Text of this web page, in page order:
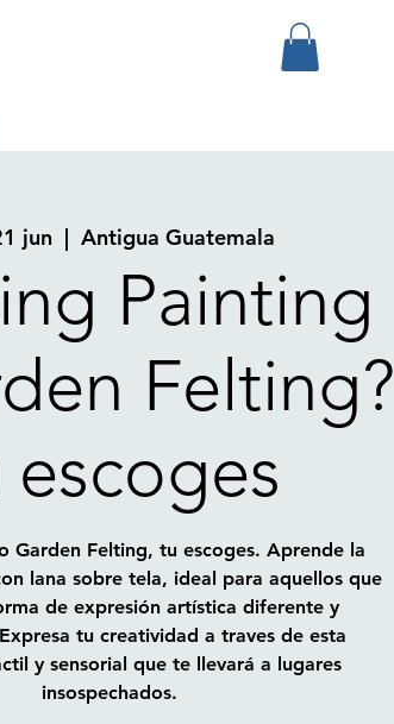
jun
  |
Antigua Guatemala
Painting
Felting?
Garden Felting, tu escoges. Aprende la
lana sobre tela, ideal para aquellos que
de expresión artística diferente y
tu creatividad a traves de esta
y sensorial que te llevará a lugares
insospechados.